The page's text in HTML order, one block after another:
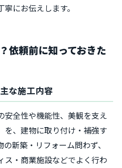
にお伝えします。
依頼前に知っておきた
な施工内容
安全性や機能性、美観を支え
を、建物に取り付け・補強す
新築・リフォーム問わず、
ス・商業施設などでよく行わ